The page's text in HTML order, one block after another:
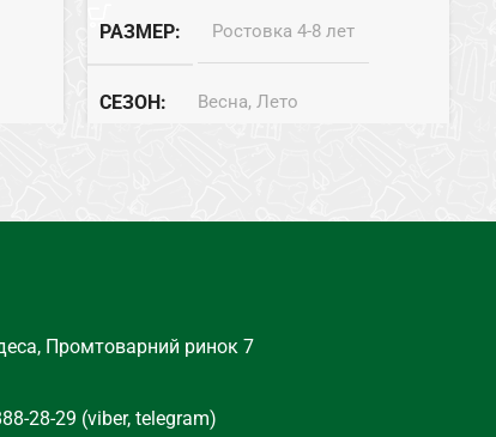
РАЗМЕР Ростовка 4-8 лет
СЕЗОН Весна, Лето
Промтоварний ринок 7
28-29 (viber, telegram)